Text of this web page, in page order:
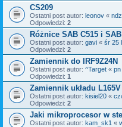
CS209
Ostatni post autor: leonov «
Odpowiedzi: 2
Różnice SAB C515 i
Ostatni post autor: gavi « śr 25
Odpowiedzi: 2
Zamiennik do IRF9Z24N
Ostatni post autor: ^Target « pn
Odpowiedzi: 1
Zamiennik układu L165V
Ostatni post autor: kisiel20 «
Odpowiedzi: 2
Jaki mikroprocesor w
Ostatni post autor: kam_sk1 «